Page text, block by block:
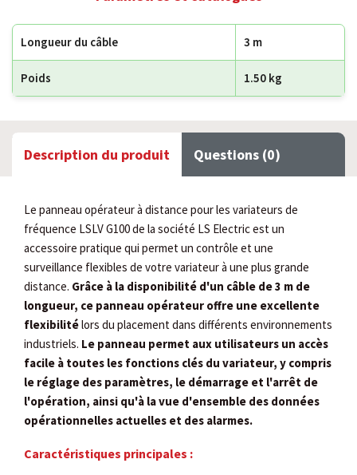
Longueur du câble 3 m
Poids 1.50 kg
Description du produit Questions (0)
Le panneau opérateur à distance pour les variateurs de
fréquence LSLV G100 de la société LS Electric est un
accessoire pratique qui permet un contrôle et une
surveillance flexibles de votre variateur à une plus grande
distance. Grâce à la disponibilité d'un câble de 3 m de
longueur, ce panneau opérateur offre une excellente
flexibilitélors du placement dans différents environnements
industriels. Le panneau permet aux utilisateurs un accès
facile à toutes les fonctions clés du variateur, y compris
le réglage des paramètres, le démarrage et l'arrêt de
l'opération, ainsi qu'à la vue d'ensemble des données
opérationnelles actuelles et des alarmes.
Caractéristiques principales :